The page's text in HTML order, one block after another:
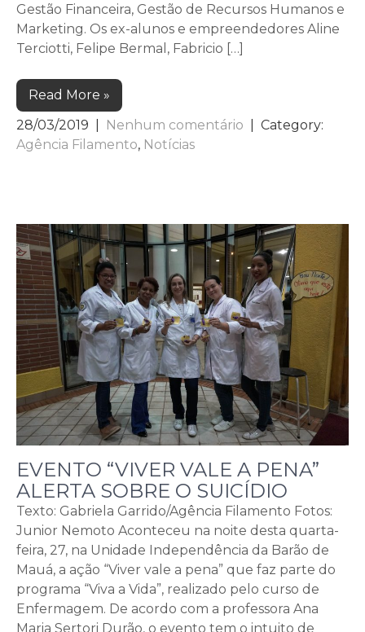
Gestão Financeira, Gestão de Recursos Humanos e
Marketing. Os ex-alunos e empreendedores Aline
Terciotti, Felipe Bermal, Fabricio […]
Read More »
28/03/2019
Nenhum comentário
| Category:
Agência Filamento, Notícias
EVENTO “VIVER VALE A PENA”
ALERTA SOBRE O SUICÍDIO
Texto: Gabriela Garrido/Agência Filamento Fotos:
Junior Nemoto Aconteceu na noite desta quarta-
feira, 27, na Unidade Independência da Barão de
Mauá, a ação “Viver vale a pena” que faz parte do
programa “Viva a Vida”, realizado pelo curso de
Enfermagem. De acordo com a professora Ana
Maria Sertori Durão, o evento tem o intuito de